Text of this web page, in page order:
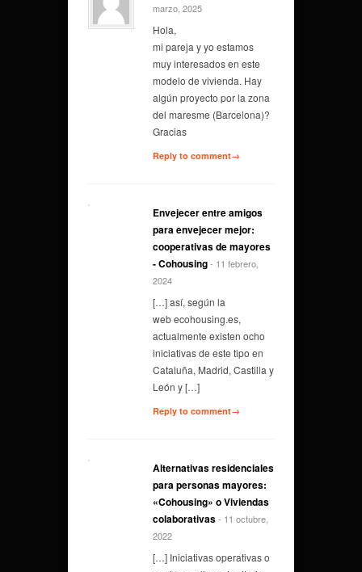
marzo, 2025
Hola,
mi pareja y yo estamos
muy interesados en este
modelo de vivienda. Hay
algún proyecto por la zona
del maresme (Barcelona)?
Gracias
Reply to comment→
Envejecer entre amigos
para envejecer mejor:
cooperativas de mayores
- Cohousing- 11 febrero,
2024
[…] así, según la
web ecohousing.es,
actualmente existen ocho
iniciativas de este tipo en
Cataluña, Madrid, Castilla y
León y […]
Reply to comment→
Alternativas residenciales
para personas mayores:
«Cohousing» o Viviendas
colaborativas- 11 octubre,
2022
[…] Iniciativas operativas o